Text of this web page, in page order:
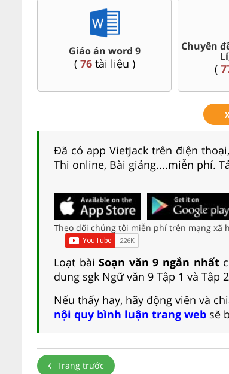
Đề thi vào 10 các sở Hà
Nội, Tp. Hồ Chí Minh..
Đã có app VietJack trên điện
Thi online, Bài giảng....miễn phí.
Theo dõi chúng tôi miễn phí trên mạng xã
Loạt bàiSoạn văn 9 ngắn nhất
dung sgk Ngữ văn 9 Tập 1 và Tập
Nếu thấy hay, hãy động viên và
nội quy bình luận trang web sẽ
Trang trước